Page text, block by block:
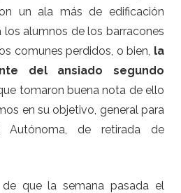
un ala más de edificación
alumnos de los barracones
comunes perdidos, o bien, la
del ansiado segundo
tomaron buena nota de ello
en su objetivo, general para
Autónoma, de retirada de
que la semana pasada el